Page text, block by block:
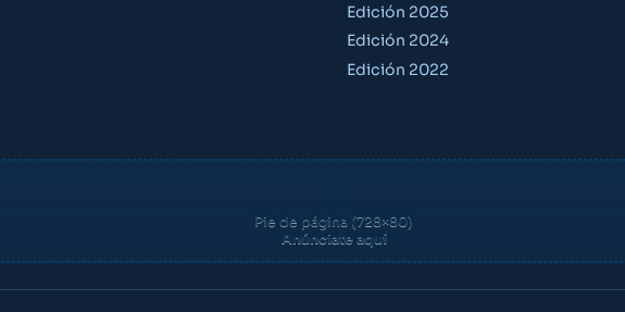
Edición 2025
Edición 2024
Edición 2022
Pie de página (728×80)
Anúnciate aquí